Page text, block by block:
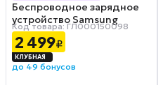
РАССРОЧКА 0-0-12
Беспроводное зарядное
устройство Samsung
EP‑N3300 Black
Код товара: ГЛ000150098
2 499₽
до 49 бонусов